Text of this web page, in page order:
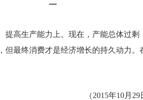
一
生产能力上。现在，产能总体过剩
最终消费才是经济增长的持久动力
（2015年10月